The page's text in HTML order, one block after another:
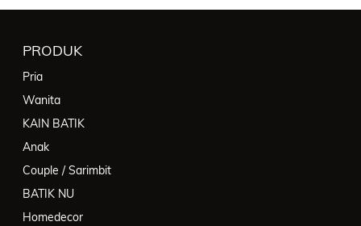
PRODUK
Pria
Wanita
KAIN BATIK
Anak
Couple / Sarimbit
BATIK NU
Homedecor